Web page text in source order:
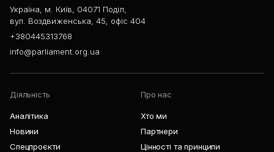
Україна, м. Київ, 04071 Поділ,
вул. Воздвиженська, 45, офіс 404
+380445313768
info@parliament.org.ua
Діяльність
Аналітика
Новини
Спецпроєкти
Про нас
Хто ми
Партнери
Цінності та принципи